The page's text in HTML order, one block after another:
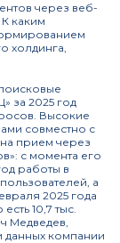
через веб-
каким
холдинга,
за 2025 год
Высокие
совместно с
прием через
с момента его
работы в
а
2025 года
10,7 тыс.
Медведев,
данных компании